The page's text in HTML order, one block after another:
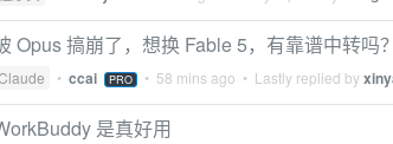
Opus 搞崩了，想换 Fable 5，有靠谱中转吗？
• ccai PRO • 58 mins ago • Lastly replied by
是真好用